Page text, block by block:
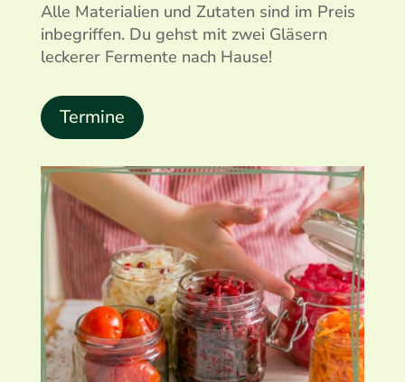
Alle Materialien und Zutaten sind im Preis
inbegriffen. Du gehst mit zwei Gläsern
leckerer Fermente nach Hause!
Termine